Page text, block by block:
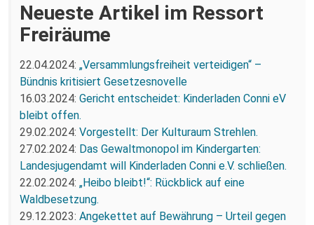
Neueste Artikel im Ressort
Freiräume
22.04.2024: „Versammlungsfreiheit verteidigen“ –
Bündnis kritisiert Gesetzesnovelle
16.03.2024: Gericht entscheidet: Kinderladen Conni eV
bleibt offen.
29.02.2024: Vorgestellt: Der Kulturaum Strehlen.
27.02.2024: Das Gewaltmonopol im Kindergarten:
Landesjugendamt will Kinderladen Conni e.V. schließen.
22.02.2024: „Heibo bleibt!“: Rückblick auf eine
Waldbesetzung.
29.12.2023: Angekettet auf Bewährung – Urteil gegen